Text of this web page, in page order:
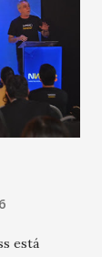
poder de
o
de
à
fazer a
está